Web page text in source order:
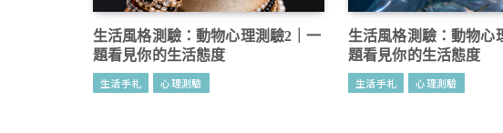
生活風格測驗：動物心理測驗2｜一
題看見你的生活態度
生活手札 心理測驗
生活風格測驗：動物心
題看見你的生活態度
生活手札 心理測驗